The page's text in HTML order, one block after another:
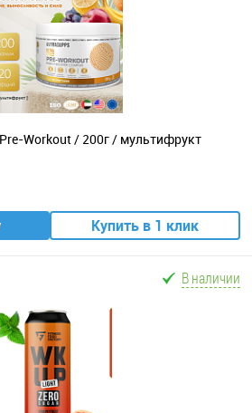
Pre-Workout / 200г / мультифрукт
Купить в 1 клик
В наличии